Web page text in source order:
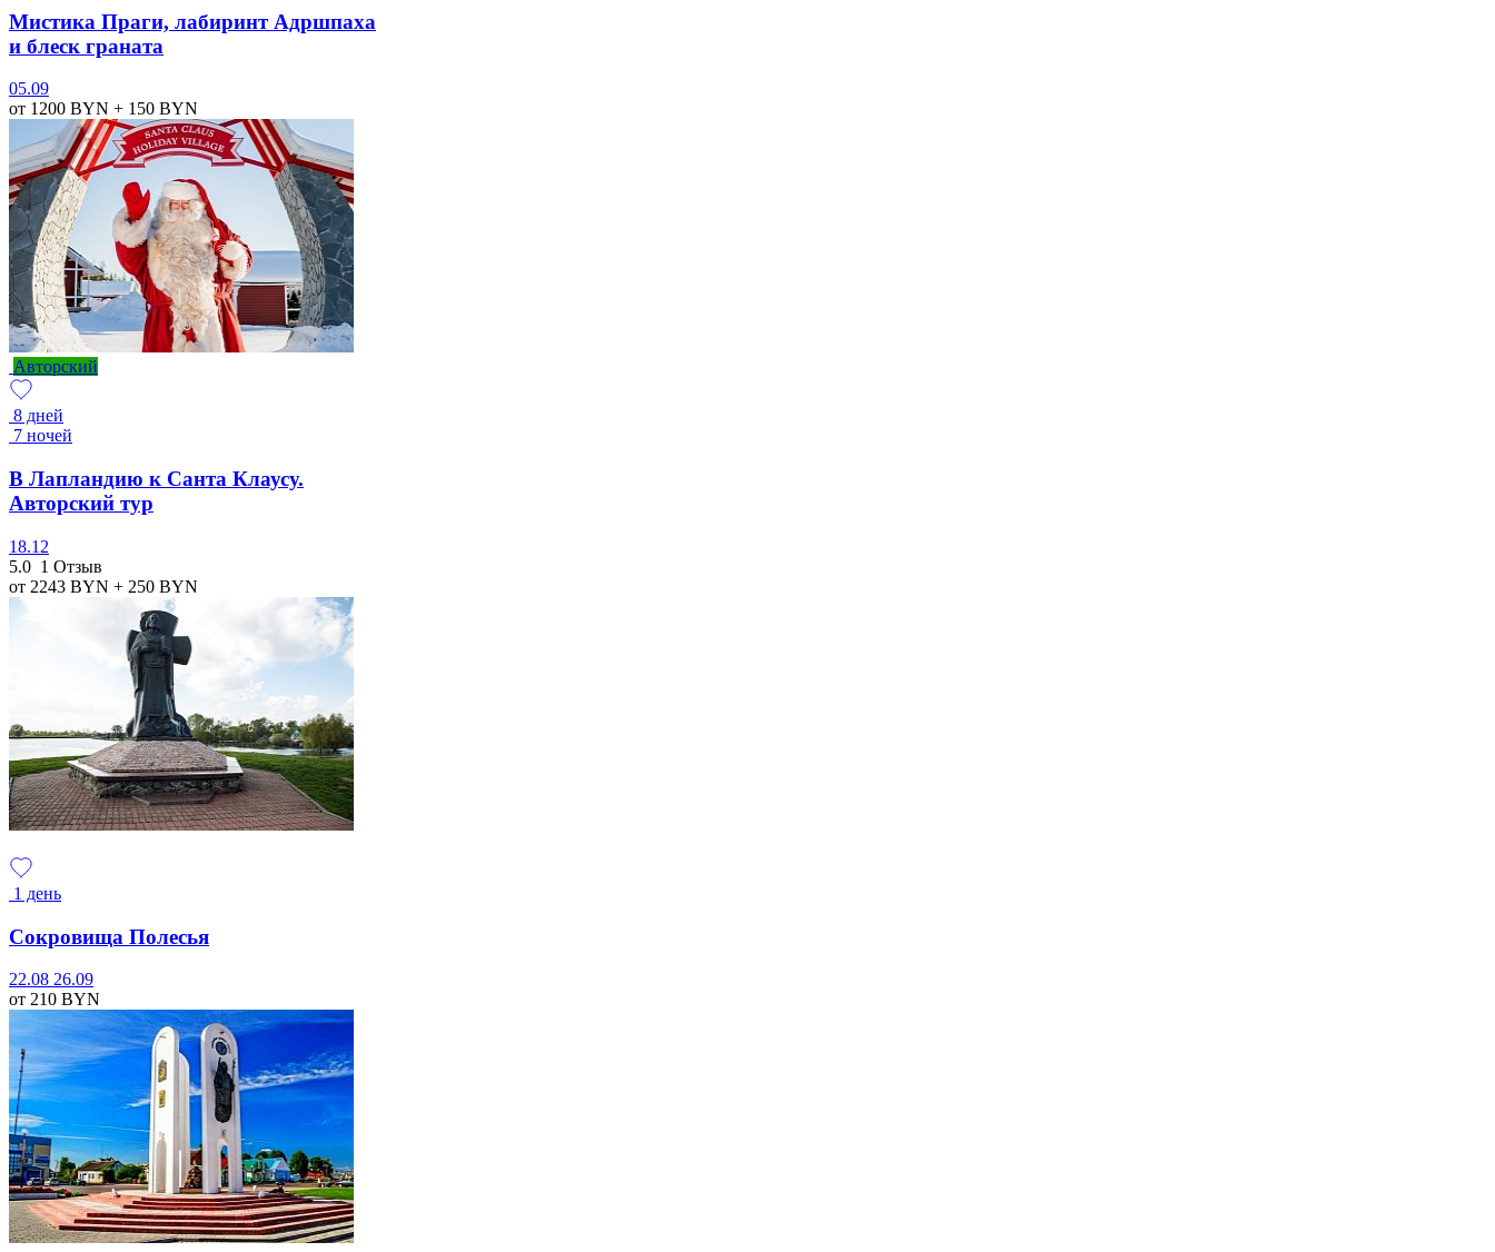
Мистика Праги, лабиринт Адршпаха
и блеск граната
05.09
от 1200 BYN + 150 BYN
Авторский
8 дней
7 ночей
В Лапландию к Санта Клаусу.
Авторский тур
18.12
5.0 1 Отзыв
от 2243 BYN + 250 BYN
1 день
Сокровища Полесья
22.08 26.09
от 210 BYN